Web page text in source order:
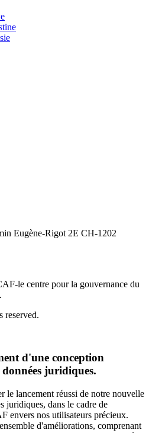
Eugène-Rigot 2E CH-1202
le centre pour la gouvernance du
d'une conception
données juridiques.
le lancement réussi de notre nouvelle
juridiques, dans le cadre de
envers nos utilisateurs précieux.
d'améliorations, comprenant